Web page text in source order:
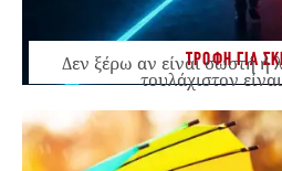
ΤΡΟΦΗ ΓΙΑ
Δεν ξέρω αν είναι σωστή ή
τουλάχιστον